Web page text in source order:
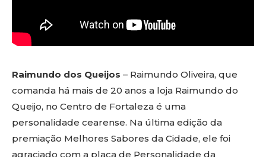
Raimundo dos Queijos – Raimundo Oliveira, que
comanda há mais de 20 anos a loja Raimundo do
Queijo, no Centro de Fortaleza é uma
personalidade cearense. Na última edição da
premiação Melhores Sabores da Cidade, ele foi
agraciado com a placa de Personalidade da